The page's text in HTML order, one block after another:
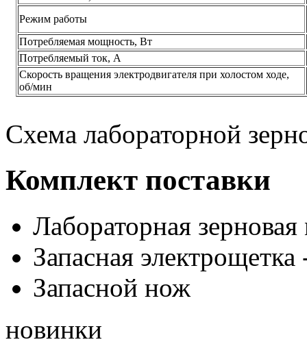
Режим работы
Потребляемая мощность, Вт
Потребляемый ток, А
Скорость вращения электродвигателя при холостом ходе,
об/мин
Схема лабораторной
Комплект поставки
Лабораторная
Запасная
Запасной нож
новинки